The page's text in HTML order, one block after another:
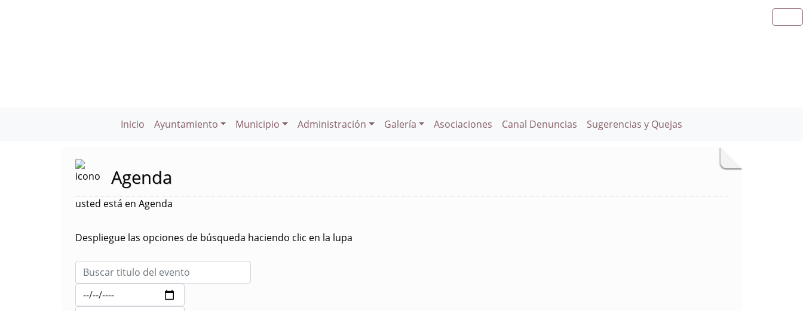
Inicio Ayuntamiento Municipio Administración Galería Asociaciones Canal Denuncias Sugerencias y Quejas
Agenda
usted está en Agenda
Despliegue las opciones de búsqueda haciendo clic en la lupa